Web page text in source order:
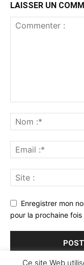
LAISSER UN
Enregistrer mon
pour la prochaine
Ce site Web